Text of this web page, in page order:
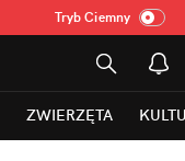
Tryb Ciemny
ZWIERZĘTA